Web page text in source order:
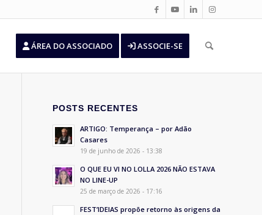
ÁREA DO ASSOCIADO ASSOCIE-SE
POSTS RECENTES
ARTIGO: Temperança – por Adão
Casares
19 de junho de 2026 - 13:38
O QUE EU VI NO LOLLA 2026 NÃO ESTAVA
NO LINE-UP
25 de março de 2026 - 17:16
FEST’IDEIAS propõe retorno às origens da